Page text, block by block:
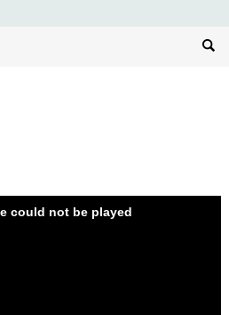
could not be played